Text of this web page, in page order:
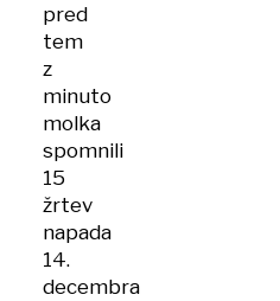
pred
tem
z
minuto
molka
spomnili
15
žrtev
napada
14.
decembra